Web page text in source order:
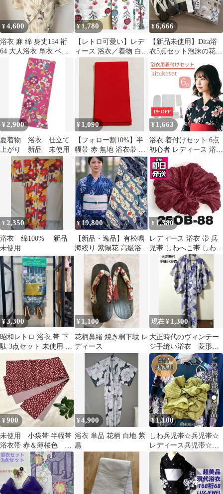
¥4,600
浴衣 麻 綿 身丈154 裄
64 大人浴衣 単衣 ベー
ジュ 舞蝶 手縫い 美品
¥1,780
【レトロ可愛い】レデ
ィース 浴衣／着物 白地
カラフル花柄 裄66 身丈
¥6,666
【新品未使用】Dita浴
衣5点セット泡沫の花し
らべ（墨） 帯・下駄付
き完売人気柄
¥ 2,900
夏着物 浴衣 仕立て
上がり 新品 未使用
¥ 1,090
【フォロー割10%】半
幅帯 赤 無地 浴衣帯 花
火大会 夏祭り
1%OFF
¥ 1,663
浴衣 着付けセット 6点
初心者 レディース 浴衣
スリップ 前板 コーリン
ベルト 腰紐2本 伊達締
め 着付け説明書付 ゆか
た
¥ 2,350
浴衣 綿100% 新品
未使用
¥19,800
【新品・逸品】有松鳴
海絞り 紫陽花 高級浴衣
夏着物 総絞り 絞り浴衣
肩当て・居敷当て付き
濃紺
¥ 1,380
レディース 浴衣 帯 兵
児帯 しわへこ帯 しわ兵
児帯 へこ帯 浴衣セット
¥3,300
昭和レトロ 浴衣 帯 下
駄 3点セット 未使用 綿
100％ SR207
¥ 1,100
花柄鼻緒 焼き桐下駄 レ
ディース
現在 ¥ 1,300
大正時代のヴィンテー
ジ手縫い浴衣 菱形花
模様
¥900
未使用 小袋帯 半幅帯
浴衣帯 赤＆薄桜色 桜
＆無地 リバーシブル
花火夏祭り
¥4,900
浴衣 単品 花柄 白地 紫
黒
¥1,100
しわ兵児帯☆兵児帯☆
レディース兵児帯☆浴
衣帯☆帯アレンジ☆夏
祭り☆新品☆浴衣